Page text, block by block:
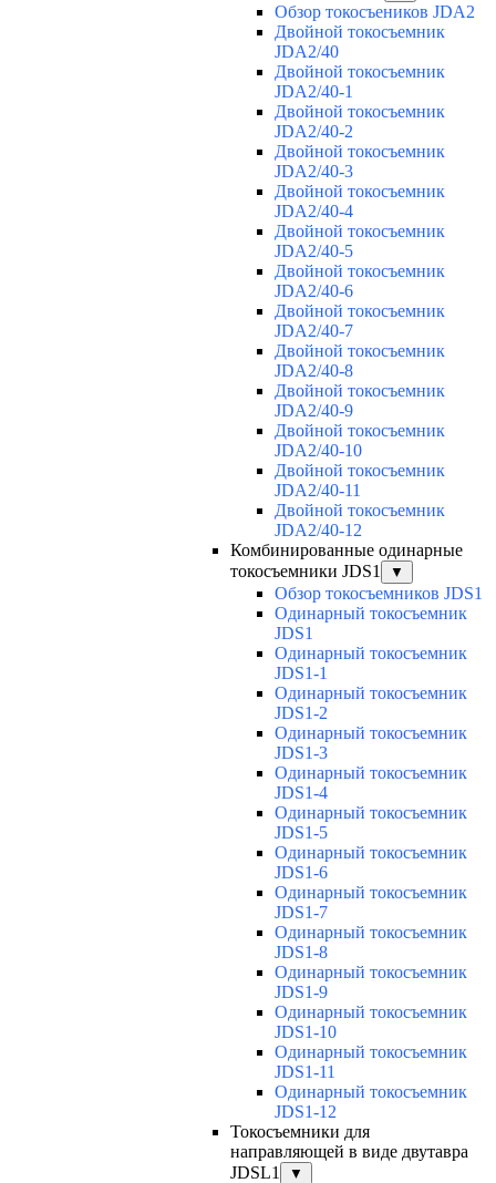
Обзор токосъеников JDA2
Двойной токосъемник
JDA2/40
Двойной токосъемник
JDA2/40-1
Двойной токосъемник
JDA2/40-2
Двойной токосъемник
JDA2/40-3
Двойной токосъемник
JDA2/40-4
Двойной токосъемник
JDA2/40-5
Двойной токосъемник
JDA2/40-6
Двойной токосъемник
JDA2/40-7
Двойной токосъемник
JDA2/40-8
Двойной токосъемник
JDA2/40-9
Двойной токосъемник
JDA2/40-10
Двойной токосъемник
JDA2/40-11
Двойной токосъемник
JDA2/40-12
Комбинированные одинарные
токосъемники JDS1
▼
Обзор токосъемников JDS1
Одинарный токосъемник
JDS1
Одинарный токосъемник
JDS1-1
Одинарный токосъемник
JDS1-2
Одинарный токосъемник
JDS1-3
Одинарный токосъемник
JDS1-4
Одинарный токосъемник
JDS1-5
Одинарный токосъемник
JDS1-6
Одинарный токосъемник
JDS1-7
Одинарный токосъемник
JDS1-8
Одинарный токосъемник
JDS1-9
Одинарный токосъемник
JDS1-10
Одинарный токосъемник
JDS1-11
Одинарный токосъемник
JDS1-12
Токосъемники для
направляющей в виде двутавра
JDSL1
▼